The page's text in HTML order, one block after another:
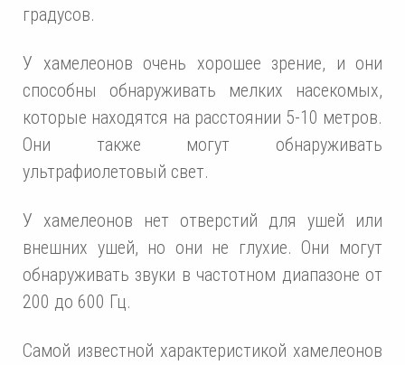
градусов.
У хамелеонов очень хорошее зрение, и они
способны обнаруживать мелких насекомых,
которые находятся на расстоянии 5-10 метров.
Они также могут обнаруживать
ультрафиолетовый свет.
У хамелеонов нет отверстий для ушей или
внешних ушей, но они не глухие. Они могут
обнаруживать звуки в частотном диапазоне от
200 до 600 Гц.
Самой известной характеристикой хамелеонов